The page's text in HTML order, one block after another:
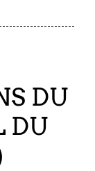
DU
DU